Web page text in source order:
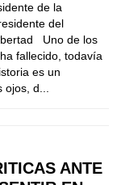
de la
del
Uno de los
fallecido, todavía
es un
d...
ANTE